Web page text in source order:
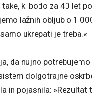
ki bodo za 40 let
lažnih obljub o
ukrepati je treba.«
da nujno
dolgotrajne
in pojasnila: